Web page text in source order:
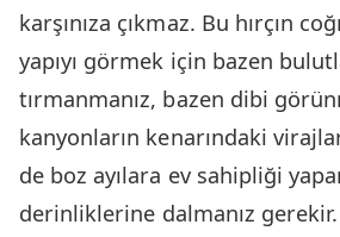
karşınıza çıkmaz. Bu hırçın
yapıyı görmek için bazen
tırmanmanız, bazen dibi
kanyonların kenarındaki
de boz ayılara ev sahipliği
derinliklerine dalmanız gerekir.